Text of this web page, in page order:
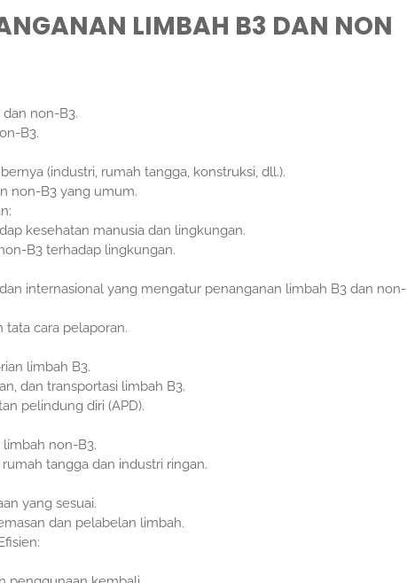
LIMBAH B3 DAN NON
non-B3.
B3.
(industri, rumah tangga, konstruksi, dll.).
non-B3 yang umum.
kesehatan manusia dan lingkungan.
B3 terhadap lingkungan.
internasional yang mengatur penanganan limbah B3 dan non-
cara pelaporan.
limbah B3.
dan transportasi limbah B3.
pelindung diri (APD).
non-B3.
tangga dan industri ringan.
yang sesuai.
dan pelabelan limbah.